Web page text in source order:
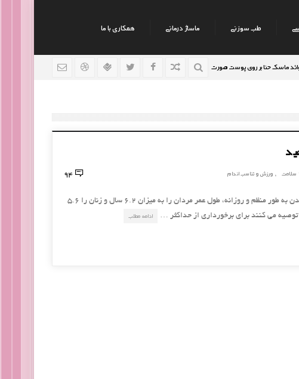
طب سوزنی ماساژ درمانی همکاری با ما
حنا بر روی پوست صورت نکات جالب روانشناسی
سلامت , ورزش و تناسب اندام 94
مطالعات نشان می دهند که دویدن به طور منظم و روزانه، طول عمر مردان را به میزان 6.2 سال و زنان را 5.6
می کنند برای برخورداری از حداکثر …
ادامه مطلب